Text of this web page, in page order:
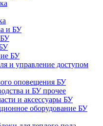
и БУ
БУ
и управление доступом
оповещения БУ
и БУ прочее
и аксессуары БУ
оборудование БУ